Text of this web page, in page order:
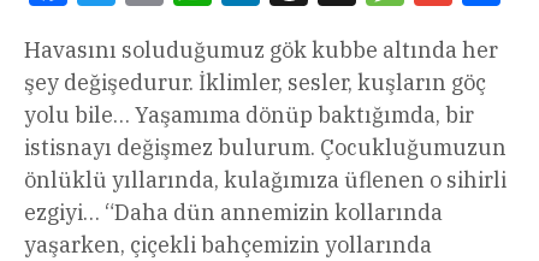
Havasını soluduğumuz gök kubbe altında her
şey değişedurur. İklimler, sesler, kuşların göç
yolu bile… Yaşamıma dönüp baktığımda, bir
istisnayı değişmez bulurum. Çocukluğumuzun
önlüklü yıllarında, kulağımıza üflenen o sihirli
ezgiyi… “Daha dün annemizin kollarında
yaşarken, çiçekli bahçemizin yollarında